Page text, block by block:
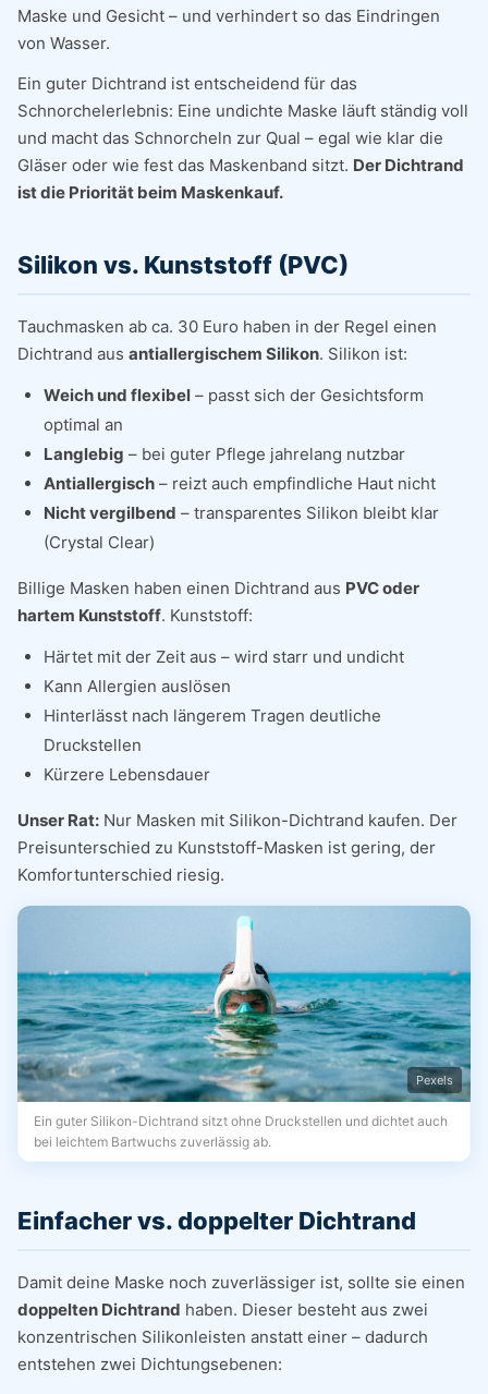
Maske und Gesicht – und verhindert so das Eindringen
von Wasser.
Ein guter Dichtrand ist entscheidend für das
Schnorchelerlebnis: Eine undichte Maske läuft ständig voll
und macht das Schnorcheln zur Qual – egal wie klar die
Gläser oder wie fest das Maskenband sitzt. Der Dichtrand
ist die Priorität beim Maskenkauf.
Silikon vs. Kunststoff (PVC)
Tauchmasken ab ca. 30 Euro haben in der Regel einen
Dichtrand aus antiallergischem Silikon. Silikon ist:
Weich und flexibel – passt sich der Gesichtsform
optimal an
Langlebig – bei guter Pflege jahrelang nutzbar
Antiallergisch – reizt auch empfindliche Haut nicht
Nicht vergilbend – transparentes Silikon bleibt klar
(Crystal Clear)
Billige Masken haben einen Dichtrand aus PVC oder
hartem Kunststoff. Kunststoff:
Härtet mit der Zeit aus – wird starr und undicht
Kann Allergien auslösen
Hinterlässt nach längerem Tragen deutliche
Druckstellen
Kürzere Lebensdauer
Unser Rat: Nur Masken mit Silikon-Dichtrand kaufen. Der
Preisunterschied zu Kunststoff-Masken ist gering, der
Komfortunterschied riesig.
Pexels
Ein guter Silikon-Dichtrand sitzt ohne Druckstellen und dichtet auch
bei leichtem Bartwuchs zuverlässig ab.
Einfacher vs. doppelter Dichtrand
Damit deine Maske noch zuverlässiger ist, sollte sie einen
doppelten Dichtrand haben. Dieser besteht aus zwei
konzentrischen Silikonleisten anstatt einer – dadurch
entstehen zwei Dichtungsebenen: